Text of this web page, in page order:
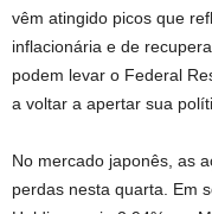
vêm atingido picos que
inflacionária e de
podem levar o Federal
a voltar a apertar sua
No mercado japonês, as
perdas nesta quarta. Em